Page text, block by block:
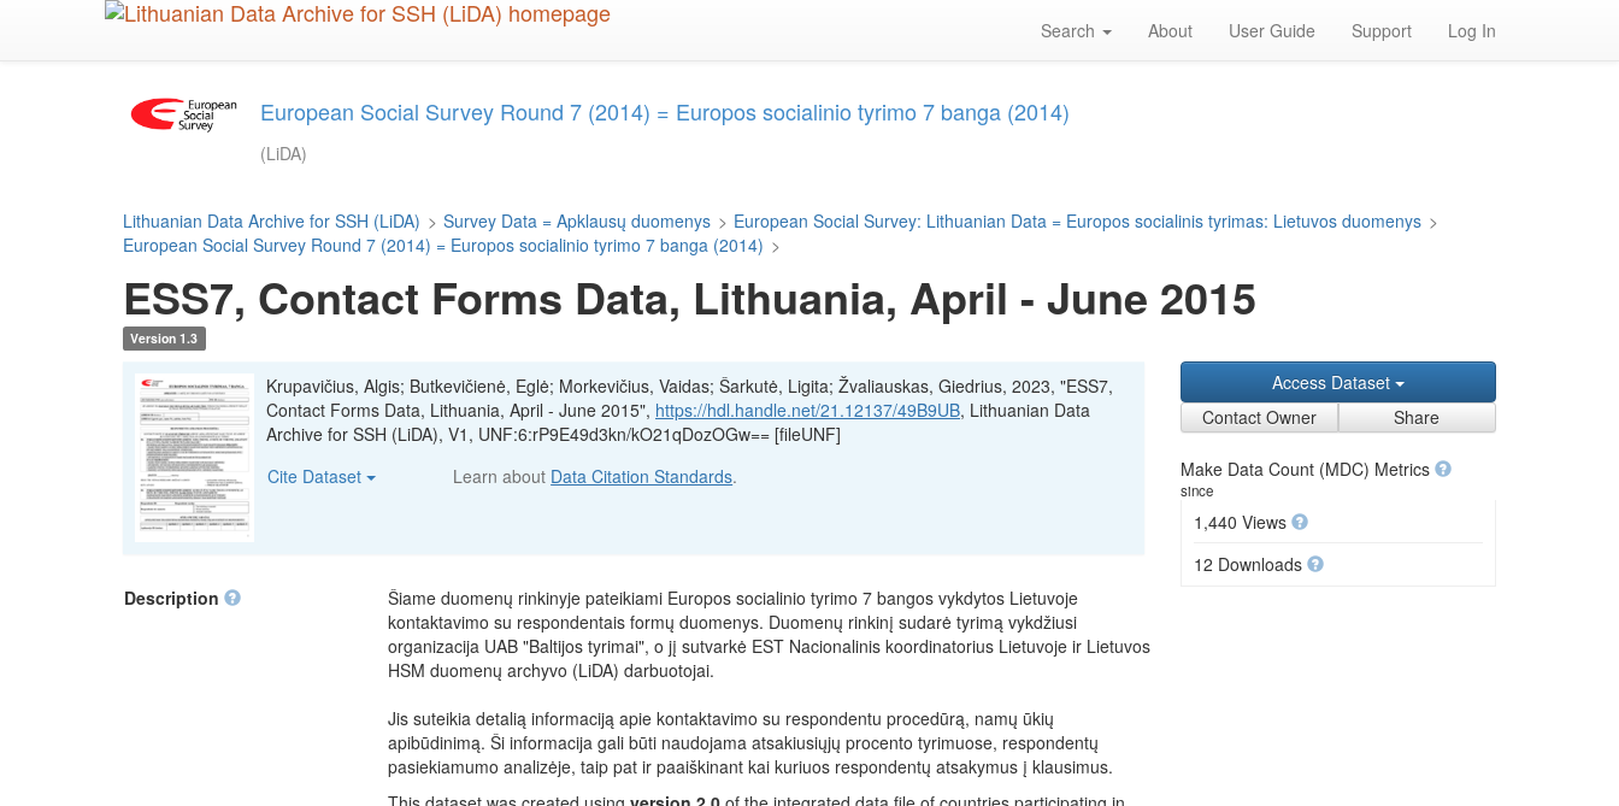
Search About User Guide Support Log In
European Social Survey Round 7 (2014) = Europos socialinio tyrimo 7 banga (2014)
(LiDA)
Lithuanian Data Archive for SSH (LiDA) > Survey Data = Apklausų duomenys > European Social Survey: Lithuanian Data = Europos socialinis tyrimas: Lietuvos duomenys >
European Social Survey Round 7 (2014) = Europos socialinio tyrimo 7 banga (2014) >
ESS7, Contact Forms Data, Lithuania, April - June 2015
Version 1.3
Krupavičius, Algis; Butkevičienė, Eglė; Morkevičius, Vaidas; Šarkutė, Ligita; Žvaliauskas, Giedrius, 2023, "ESS7,
Contact Forms Data, Lithuania, April - June 2015", https://hdl.handle.net/21.12137/49B9UB, Lithuanian Data
Archive for SSH (LiDA), V1, UNF:6:rP9E49d3kn/kO21qDozOGw== [fileUNF]
Cite Dataset
Learn about Data Citation Standards.
Access Dataset
Contact Owner
Share
Make Data Count (MDC) Metrics
since
1,440 Views
12 Downloads
Description
Šiame duomenų rinkinyje pateikiami Europos socialinio tyrimo 7 bangos vykdytos Lietuvoje
kontaktavimo su respondentais formų duomenys. Duomenų rinkinį sudarė tyrimą vykdžiusi
organizacija UAB "Baltijos tyrimai", o jį sutvarkė EST Nacionalinis koordinatorius Lietuvoje ir Lietuvos
HSM duomenų archyvo (LiDA) darbuotojai.
Jis suteikia detalią informaciją apie kontaktavimo su respondentu procedūrą, namų ūkių
apibūdinimą. Ši informacija gali būti naudojama atsakiusiųjų procento tyrimuose, respondentų
pasiekiamumo analizėje, taip pat ir paaiškinant kai kuriuos respondentų atsakymus į klausimus.